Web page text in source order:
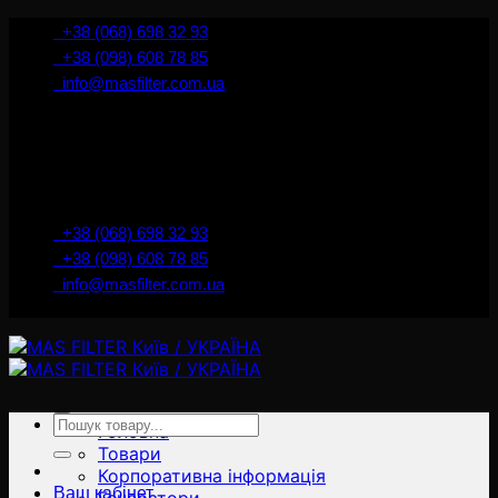
İçeriğe+38 (068) 698 32 93
+38 (098) 608 78 85
info@masfilter.com.ua
+38 (068) 698 32 93
+38 (098) 608 78 85
info@masfilter.com.ua
Головна
Товари
Корпоративна інформація
Ara:
Ваш кабінет